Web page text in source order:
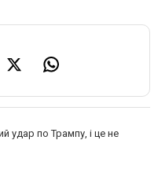
удар по Трампу, і це не